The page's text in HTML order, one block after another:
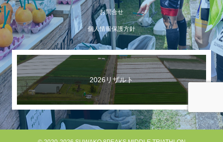
【イベント報告】Luminaオンラインガイドツアーが開催
されました
お問合せ
個人情報保護方針
2026リザルト